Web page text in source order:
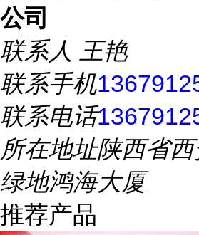
公司
联系人 王艳
联系手机
联系电话
所在地址陕西省
绿地鸿海大厦
推荐产品